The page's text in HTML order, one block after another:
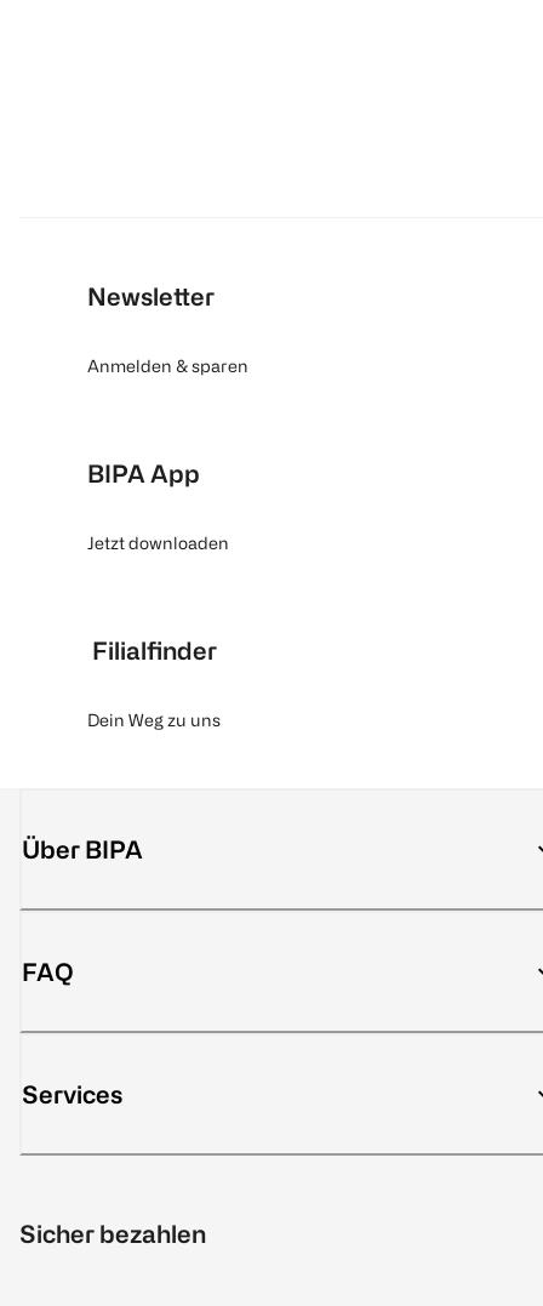
Newsletter
Anmelden & sparen
BIPA App
Jetzt downloaden
Filialfinder
Dein Weg zu uns
Über BIPA
FAQ
Services
Sicher bezahlen